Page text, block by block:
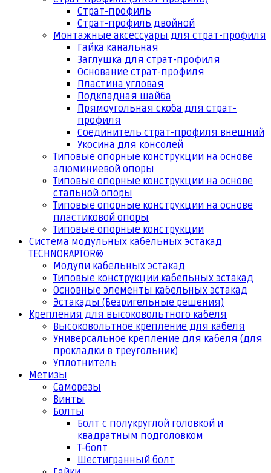
Страт-профиль
Страт-профиль двойной
Монтажные аксессуары для страт-профиля
Гайка канальная
Заглушка для страт-профиля
Основание страт-профиля
Пластина угловая
Подкладная шайба
Прямоугольная скоба для страт-
профиля
Соединитель страт-профиля внешний
Укосина для консолей
Типовые опорные конструкции на основе
алюминиевой опоры
Типовые опорные конструкции на основе
стальной опоры
Типовые опорные конструкции на основе
пластиковой опоры
Типовые опорные конструкции
Система модульных кабельных эстакад
TECHNORAPTOR®
Модули кабельных эстакад
Типовые конструкции кабельных эстакад
Основные элементы кабельных эстакад
Эстакады (Безригельные решения)
Крепления для высоковольтного кабеля
Высоковольтное крепление для кабеля
Универсальное крепление для кабеля (для
прокладки в треугольник)
Уплотнитель
Метизы
Саморезы
Винты
Болты
Болт с полукруглой головкой и
квадратным подголовком
Т-болт
Шестигранный болт